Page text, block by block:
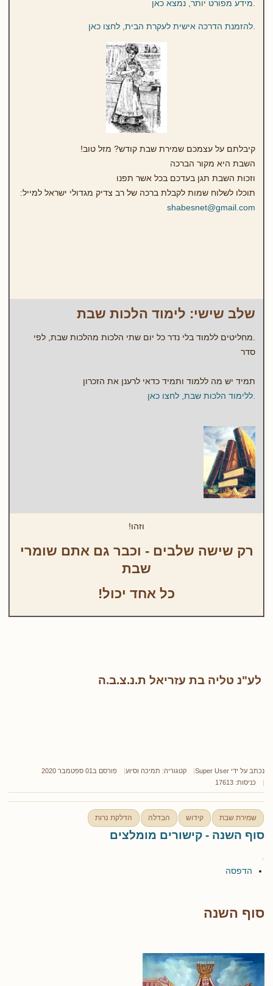
.מידע מפורט יותר, נמצא כאן
.להזמנת הדרכה אישית לעקרת הבית, לחצו כאן
קיבלתם על עצמכם שמירת שבת קודש? מזל טוב!
השבת היא מקור הברכה
וזכות השבת תגן בעדכם בכל אשר תפנו
תוכלו לשלוח שמות לקבלת ברכה של רב צדיק מגדולי ישראל למייל:
shabesnet@gmail.com
שלב שישי: לימוד הלכות שבת
.מחליטים ללמוד בלי נדר כל יום שתי הלכות מהלכות שבת, לפי
סדר
תמיד יש מה ללמוד ותמיד כדאי לרענן את הזכרון
.ללימוד הלכות שבת, לחצו כאן
וזהו!
רק שישה שלבים - וכבר גם אתם שומרי
שבת
כל אחד יכול!
לע"נ טליה בת עזריאל ת.נ.צ.ב.ה
נכתב על ידי Super User קטגוריה: תמיכה וסיוע
פורסם ב01 ספטמבר 2020
כניסות: 17613
שמירת שבת קידוש הבדלה הדלקת נרות
סוף השנה - קישורים מומלצים
הדפסה
סוף השנה